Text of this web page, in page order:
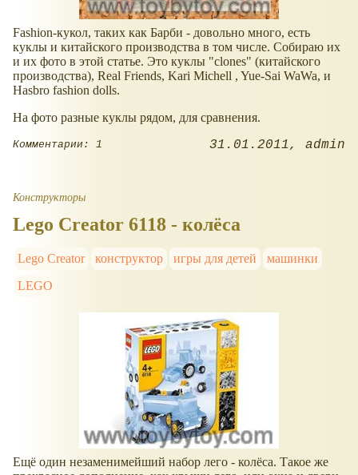
Fashion-кукол, таких как Барби - довольно много, есть
куклы и китайского производства в том числе. Собираю их
и их фото в этой статье. Это куклы "clones" (китайского
производства), Real Friends, Kari Michell , Yue-Sai WaWa, и
Hasbro fashion dolls.
На фото разные куклы рядом, для сравнения.
Комментарии: 1 31.01.2011 admin
Конструкторы
Lego Creator 6118 - колёса
Lego Creator конструктор игры для детей
машинки
LEGO
Ещё один незаменимейший набор лего - колёса. Такое же